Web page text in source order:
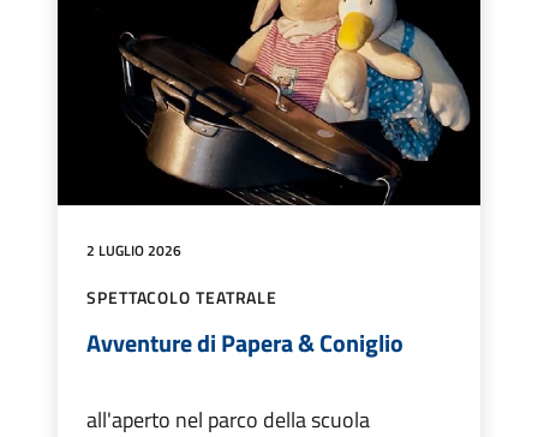
2 LUGLIO 2026
SPETTACOLO TEATRALE
Avventure di Papera & Coniglio
all'aperto nel parco della scuola